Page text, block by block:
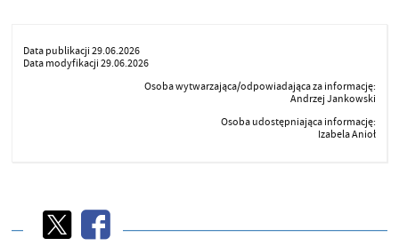
Data publikacji 29.06.2026
Data modyfikacji 29.06.2026
Osoba wytwarzająca/odpowiadająca za informację:
Andrzej Jankowski
Osoba udostępniająca informację:
Izabela Anioł